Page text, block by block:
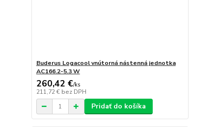
Buderus Logacool vnútorná nástenná jednotka
AC166.2-5.3 W
260,42 €/ks
211,72 € bez DPH
Pridať do košíka